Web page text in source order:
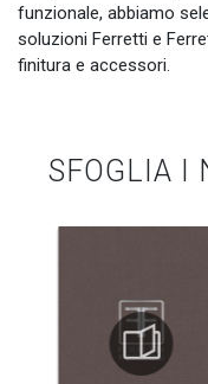
funzionale, abbiamo
soluzioni Ferretti e
finitura e accessori.
SFOGLIA I